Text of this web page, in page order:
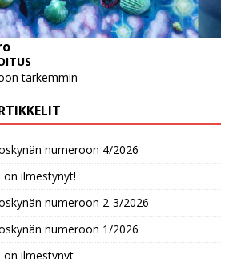
tarkemmin
numeroon 4/2026
ilmestynyt!
numeroon 2-3/2026
numeroon 1/2026
on ilmestynyt